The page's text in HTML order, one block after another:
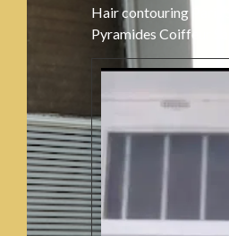
Hair contouring Paris
Pyramides Coiffeur